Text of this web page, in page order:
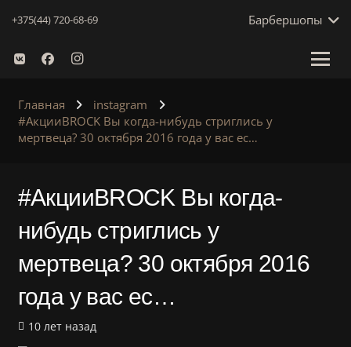
+375(44) 720-68-69 Барбершопы
Главная
instagram
#АкцииBROCK Вы когда-нибудь стриглись у
мертвеца? 30 октября 2016 года у вас ес…
#АкцииBROCK Вы когда-
нибудь стриглись у
мертвеца? 30 октября 2016
года у вас ес…
10 лет назад